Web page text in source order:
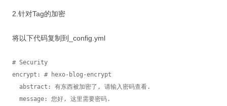
2.针对Tag的加密
将以下代码复制到_config.yml
# Security
encrypt: # hexo-blog-encrypt